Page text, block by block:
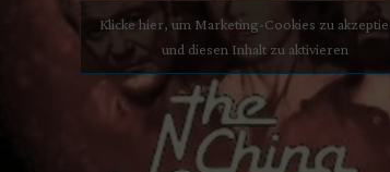
Klicke hier, um Marketing-Cookies zu
und diesen Inhalt zu aktivieren